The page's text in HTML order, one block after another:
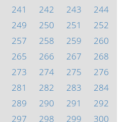
241 242 243
244
249 250 251
252
257 258 259
260
265 266 267
268
273 274 275
276
281 282 283
284
289 290 291
292
297 298 299
300